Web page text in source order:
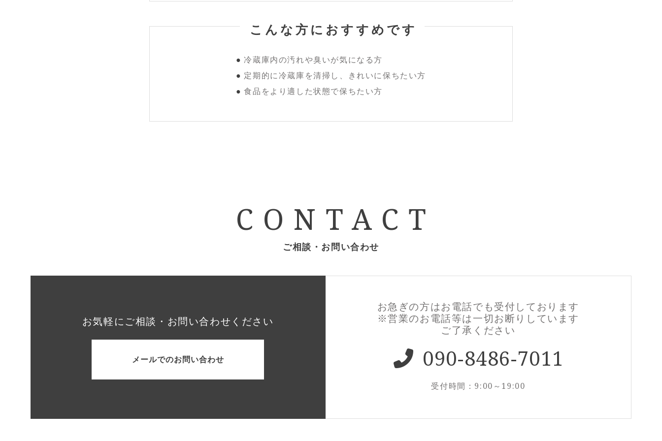
こんな方におすすめです
冷蔵庫内の汚れや臭いが気になる方
定期的に冷蔵庫を清掃し、きれいに保ちたい方
食品をより適した状態で保ちたい方
CONTACT
ご相談・お問い合わせ
お気軽にご相談・お問い合わせください
メールでのお問い合わせ
お急ぎの方はお電話でも受付しております
※営業のお電話等は一切お断りしています
ご了承ください
090-8486-7011
受付時間：9:00～19:00